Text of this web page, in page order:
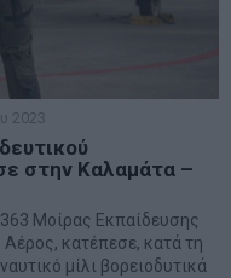
2023
στην Καλαμάτα –
Μοίρας Εκπαίδευσης
κατέπεσε, κατά τη
μίλι βορειοδυτικά